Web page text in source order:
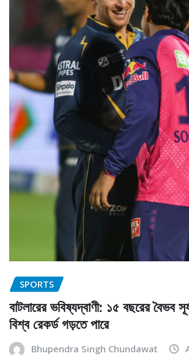
SPORTS
বাটলারের ভবিষ্যদ্বাণী: ১৫ বছরের বৈভব
বিশ্ব রেকর্ড গড়তে পারে
Bhupendra Singh Chundawat